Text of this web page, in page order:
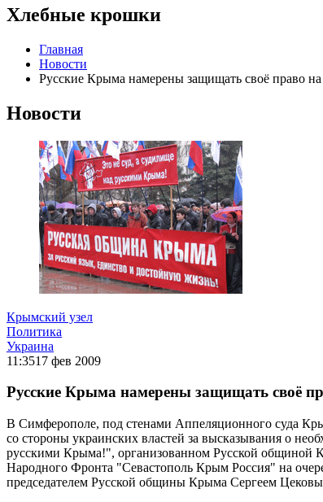
Хлебные крошки
Главная
Новости
Русские Крыма намерены защищать своё право
Новости
Крымский узел
Политика
Украина
11:3517 фев 2009
Русские Крыма намерены защищать своё
В Симферополе, под стенами Аппеляционного суда
со стороны украинских властей за высказывания о
русскими Крыма!", организованном Русской общиной
Народного Фронта "Севастополь Крым Россия" на
председателем Русской общины Крыма Сергеем